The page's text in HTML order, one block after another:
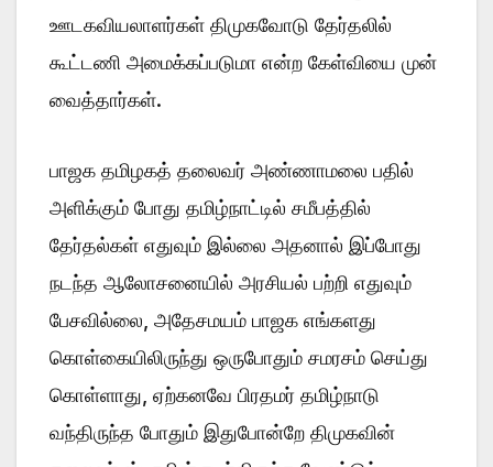
ஊடகவியலாளர்கள் திமுகவோடு தேர்தலில்
கூட்டணி அமைக்கப்படுமா என்ற கேள்வியை முன்
வைத்தார்கள்.
பாஜக தமிழகத் தலைவர் அண்ணாமலை பதில்
அளிக்கும் போது தமிழ்நாட்டில் சமீபத்தில்
தேர்தல்கள் எதுவும் இல்லை அதனால் இப்போது
நடந்த ஆலோசனையில் அரசியல் பற்றி எதுவும்
பேசவில்லை, அதேசமயம் பாஜக எங்களது
கொள்கையிலிருந்து ஒருபோதும் சமரசம் செய்து
கொள்ளாது, ஏற்கனவே பிரதமர் தமிழ்நாடு
வந்திருந்த போதும் இதுபோன்றே திமுகவின்